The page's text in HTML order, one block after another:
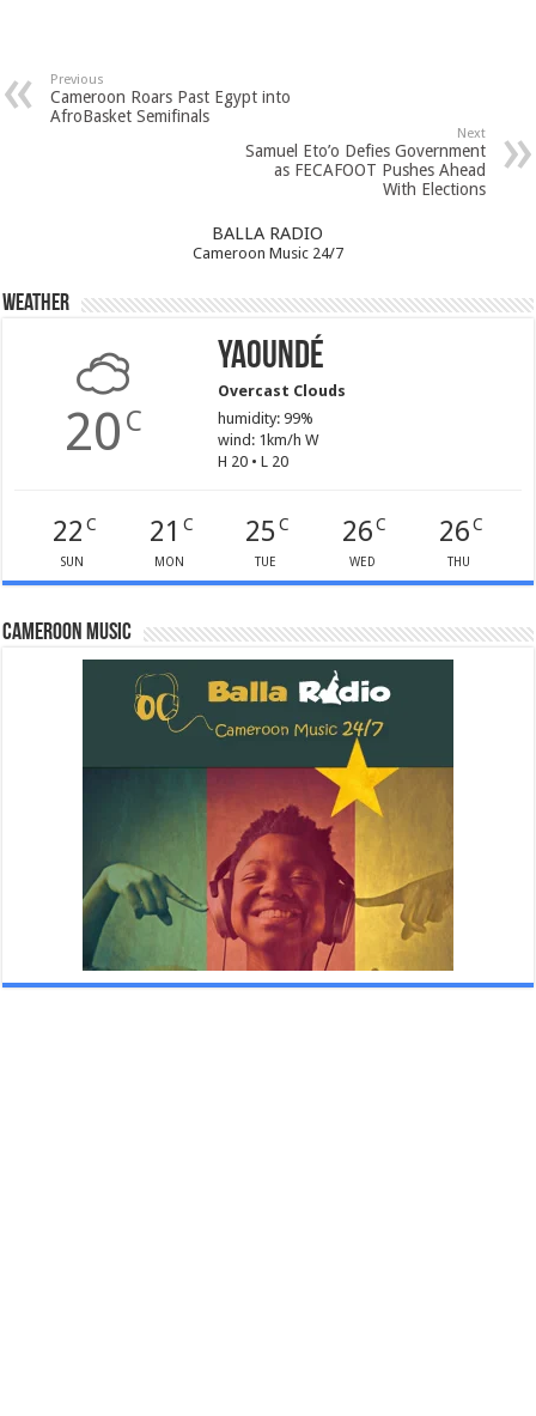
Previous
Cameroon Roars Past Egypt into
AfroBasket Semifinals
Next
Samuel Eto’o Defies Government
as FECAFOOT Pushes Ahead
With Elections
BALLA RADIO
Cameroon Music 24/7
Weather
20 C
Yaoundé
Overcast Clouds
humidity: 99%
wind: 1km/h W
H 20 • L 20
22 C
SUN
21 C
MON
25 C
TUE
26C
WED
26C
THU
Cameroon Music